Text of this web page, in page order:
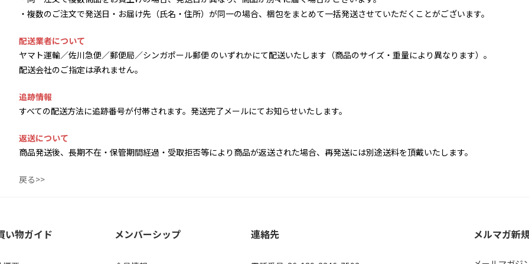
・複数のご注文で発送日・お届け先（氏名・住所）が同一の場合、梱包をまとめて一括発送させていただくことがございます。
配送業者について
ヤマト運輸／佐川急便／郵便局／シンガポール郵便 のいずれかにて配送いたします（商品のサイズ・重量により異なります）。
配送会社のご指定は承れません。
追跡情報
すべての配送方法に追跡番号が付帯されます。発送完了メールにてお知らせいたします。
返送について
商品発送後、長期不在・保管期間経過・受取拒否等により商品が返送された場合、再発送には別途送料を頂戴いたします。
戻る>>
い物ガイド メンバーシップ 連絡先 メルマガ新